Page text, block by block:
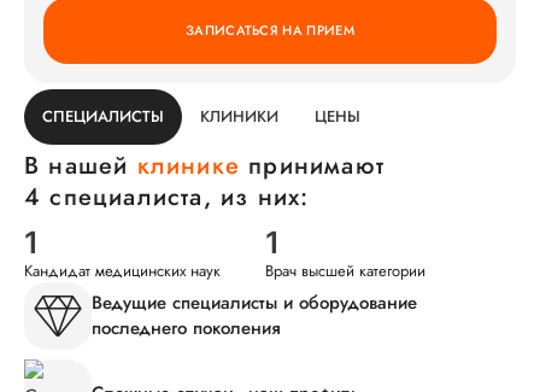
ЗАПИСАТЬСЯ НА ПРИЕМ
СПЕЦИАЛИСТЫ КЛИНИКИ ЦЕНЫ
В нашей клинике принимают
4 специалиста, из них:
1
Кандидат медицинских наук
1
Врач высшей категории
Ведущие специалисты и оборудование
последнего поколения